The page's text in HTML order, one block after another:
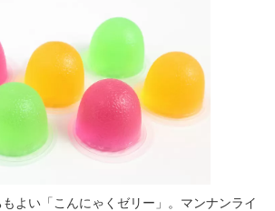
よい「こんにゃくゼリー」。マンナンライ